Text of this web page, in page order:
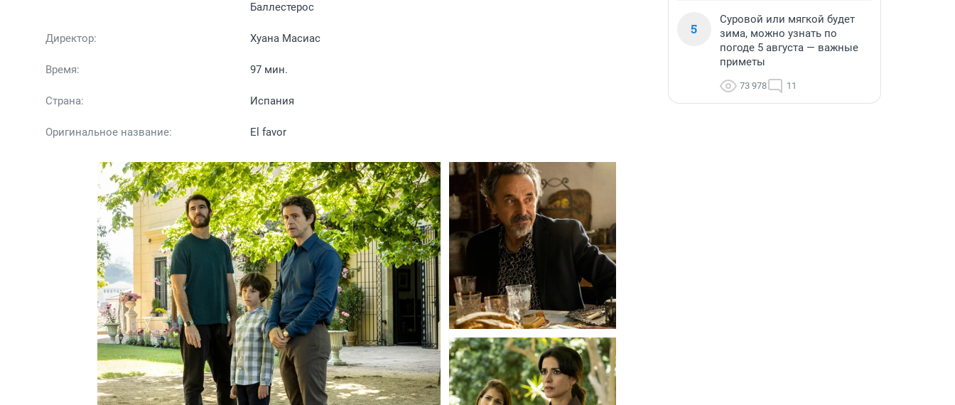
Баллестерос
Директор: Хуана Масиас
Время: 97 мин.
Страна: Испания
Оригинальное название: El favor
5
Суровой или мягкой будет
зима, можно узнать по
погоде 5 августа — важные
приметы
73 978 11